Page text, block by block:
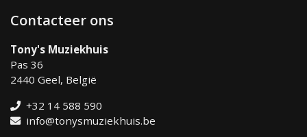
Contacteer ons
Tony's Muziekhuis
Pas 36
2440 Geel, België
+32 14 588 590
info@tonysmuziekhuis.be